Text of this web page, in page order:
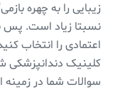
زیبایی را به چهره
نسبتا زیاد است. پس
اعتمادی را انتخاب
کلینیک دندانپزشکی
سوالات شما در